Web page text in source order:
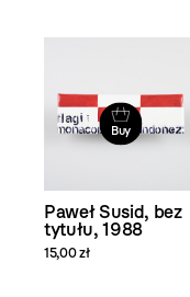
Buy
Paweł Susid, bez
tytułu, 1988
15,00 zł